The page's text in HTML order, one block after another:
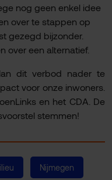
nog geen enkel idee
over te stappen op
gezegd bijzonder.
over een alternatief.
dit verbod nader te
voor onze inwoners.
en het CDA. De
stemmen!
Nijmegen